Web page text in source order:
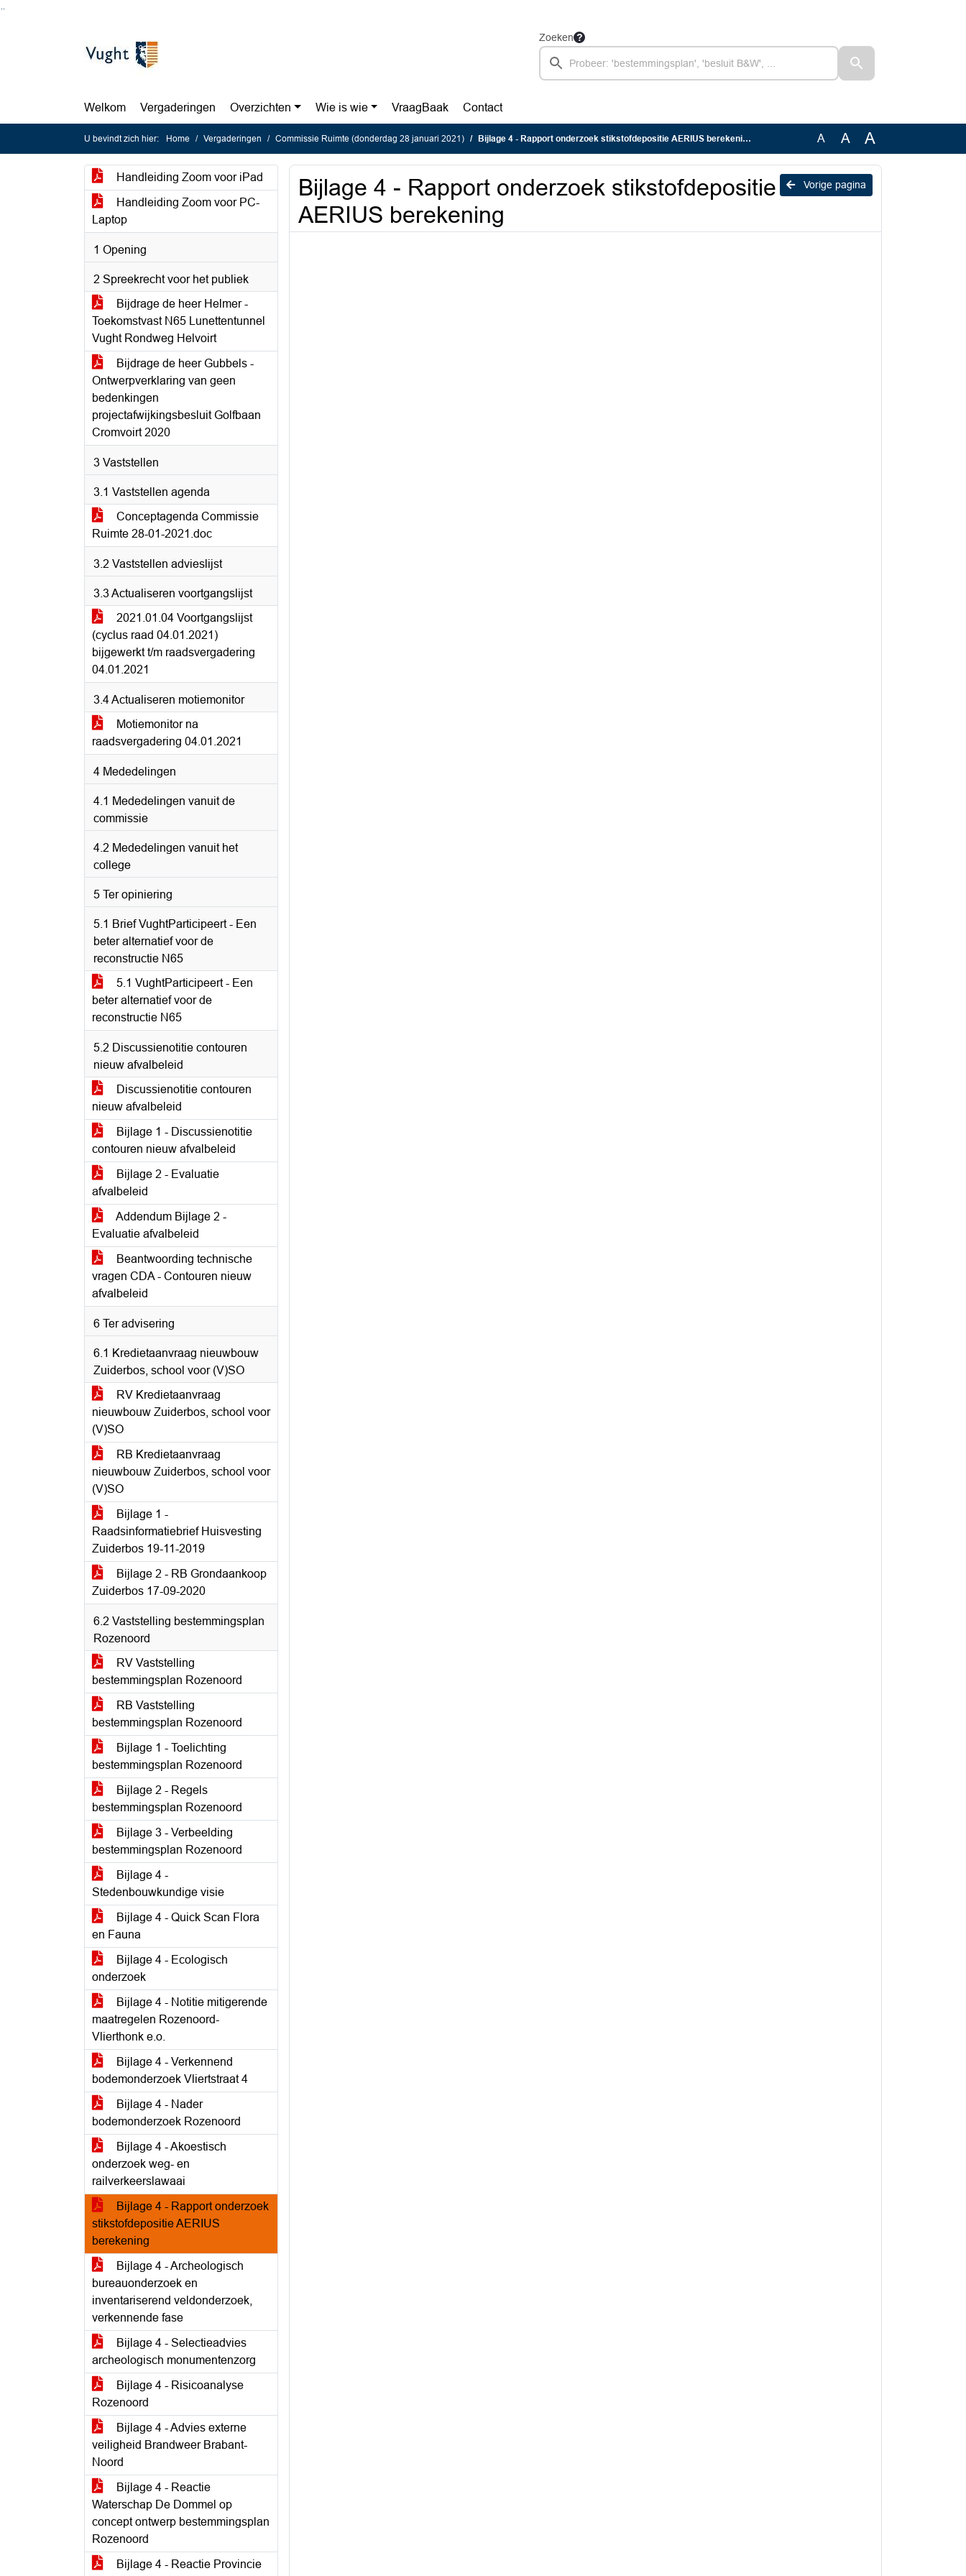
Zoeken
Welkom Vergaderingen Overzichten Wie is wie VraagBaak Contact
U bevindt zich hier: Home Vergaderingen Commissie Ruimte (donderdag 28 januari 2021) Bijlage 4 - Rapport onderzoek stikstofdepositie AERIUS berekening A A A
Handleiding Zoom voor iPad
Handleiding Zoom voor PC-
Laptop
1 Opening
2 Spreekrecht voor het publiek
Bijdrage de heer Helmer -
Toekomstvast N65 Lunettentunnel
Vught Rondweg Helvoirt
Bijdrage de heer Gubbels -
Ontwerpverklaring van geen
bedenkingen
projectafwijkingsbesluit Golfbaan
Cromvoirt 2020
3 Vaststellen
3.1 Vaststellen agenda
Conceptagenda Commissie
Ruimte 28-01-2021.doc
3.2 Vaststellen advieslijst
3.3 Actualiseren voortgangslijst
2021.01.04 Voortgangslijst
(cyclus raad 04.01.2021)
bijgewerkt t/m raadsvergadering
04.01.2021
3.4 Actualiseren motiemonitor
Motiemonitor na
raadsvergadering 04.01.2021
4 Mededelingen
4.1 Mededelingen vanuit de
commissie
4.2 Mededelingen vanuit het
college
5 Ter opiniering
5.1 Brief VughtParticipeert - Een
beter alternatief voor de
reconstructie N65
5.1 VughtParticipeert - Een
beter alternatief voor de
reconstructie N65
5.2 Discussienotitie contouren
nieuw afvalbeleid
Discussienotitie contouren
nieuw afvalbeleid
Bijlage 1 - Discussienotitie
contouren nieuw afvalbeleid
Bijlage 2 - Evaluatie
afvalbeleid
Addendum Bijlage 2 -
Evaluatie afvalbeleid
Beantwoording technische
vragen CDA - Contouren nieuw
afvalbeleid
6 Ter advisering
6.1 Kredietaanvraag nieuwbouw
Zuiderbos, school voor (V)SO
RV Kredietaanvraag
nieuwbouw Zuiderbos, school voor
(V)SO
RB Kredietaanvraag
nieuwbouw Zuiderbos, school voor
(V)SO
Bijlage 1 -
Raadsinformatiebrief Huisvesting
Zuiderbos 19-11-2019
Bijlage 2 - RB Grondaankoop
Zuiderbos 17-09-2020
6.2 Vaststelling bestemmingsplan
Rozenoord
RV Vaststelling
bestemmingsplan Rozenoord
RB Vaststelling
bestemmingsplan Rozenoord
Bijlage 1 - Toelichting
bestemmingsplan Rozenoord
Bijlage 2 - Regels
bestemmingsplan Rozenoord
Bijlage 3 - Verbeelding
bestemmingsplan Rozenoord
Bijlage 4 -
Stedenbouwkundige visie
Bijlage 4 - Quick Scan Flora
en Fauna
Bijlage 4 - Ecologisch
onderzoek
Bijlage 4 - Notitie mitigerende
maatregelen Rozenoord-
Vlierthonk e.o.
Bijlage 4 - Verkennend
bodemonderzoek Vliertstraat 4
Bijlage 4 - Nader
bodemonderzoek Rozenoord
Bijlage 4 - Akoestisch
onderzoek weg- en
railverkeerslawaai
Bijlage 4 - Rapport onderzoek
stikstofdepositie AERIUS
berekening
Bijlage 4 - Archeologisch
bureauonderzoek en
inventariserend veldonderzoek,
verkennende fase
Bijlage 4 - Selectieadvies
archeologisch monumentenzorg
Bijlage 4 - Risicoanalyse
Rozenoord
Bijlage 4 - Advies externe
veiligheid Brandweer Brabant-
Noord
Bijlage 4 - Reactie
Waterschap De Dommel op
concept ontwerp bestemmingsplan
Rozenoord
Bijlage 4 - Reactie Provincie
Vorige pagina
Bijlage 4 - Rapport onderzoek stikstofdepositie
AERIUS berekening